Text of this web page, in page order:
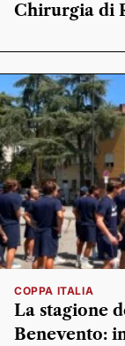
Chirurgia di
COPPA ITALIA
La stagione
Benevento: